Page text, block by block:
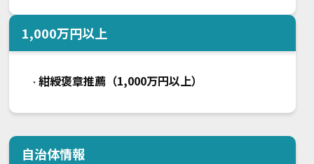
1,000万円以上
・紺綬褒章推薦（1,000万円以上）
自治体情報